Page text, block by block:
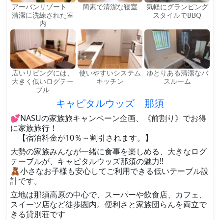
アーバンリゾート
清潔に洗練された室
内
簡素で清潔な寝室
気軽にグランピング
スタイルでBBQ
広いリビングには、
大きく低いログテー
ブル
使いやすいシステム
キッチン
ゆとりある清潔なバ
スルーム
キャピタルウッズ 那須
💕NASUの家族旅キャンペーン企画、《前割り》でお得
に家族旅行！
【宿泊料金が10％～割引されます。】
大勢の家族みんなが一緒に食事を楽しめる、大きなログ
テーブルが、キャピタルウッズ那須の魅力‼️
🧸小さなお子様も安心してご利用できる低いテーブル設
計です。
立地は那須高原の中心で、スーパーや飲食店、カフェ、
スイーツ店など徒歩圏内。便利さと家族団らんを両立で
きる貸別荘です